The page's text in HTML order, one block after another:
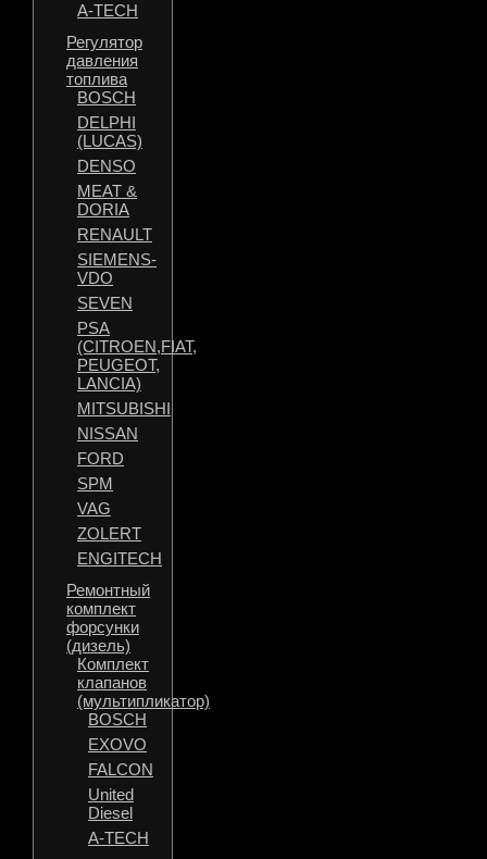
A-TECH
Регулятор
давления
топлива
BOSCH
DELPHI
(LUCAS)
DENSO
MEAT &
DORIA
RENAULT
SIEMENS-
VDO
SEVEN
PSA
(CITROEN,FIAT,
PEUGEOT,
LANCIA)
MITSUBISHI
NISSAN
FORD
SPM
VAG
ZOLERT
ENGITECH
Ремонтный
комплект
форсунки
(дизель)
Комплект
клапанов
(мультипликатор)
BOSCH
EXOVO
FALCON
United
Diesel
A-TECH